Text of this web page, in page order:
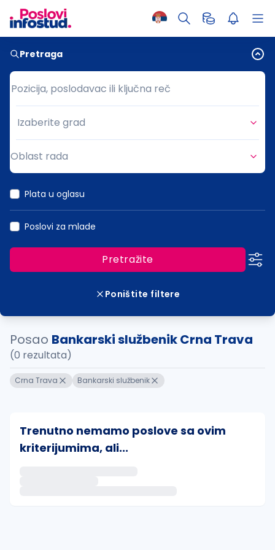
Pretraga
Pozicija, poslodavac ili ključna reč
Pozicija, poslodavac ili ključna reč
Grad
Izaberite grad
Oblast rada
Plata u oglasu
Poslovi za mlade
Pretražite
Poništite filtere
Posao Bankarski službenik Crna Trava
(0 rezultata)
Crna Trava Bankarski službenik
Trenutno nemamo poslove sa ovim
kriterijumima, ali...